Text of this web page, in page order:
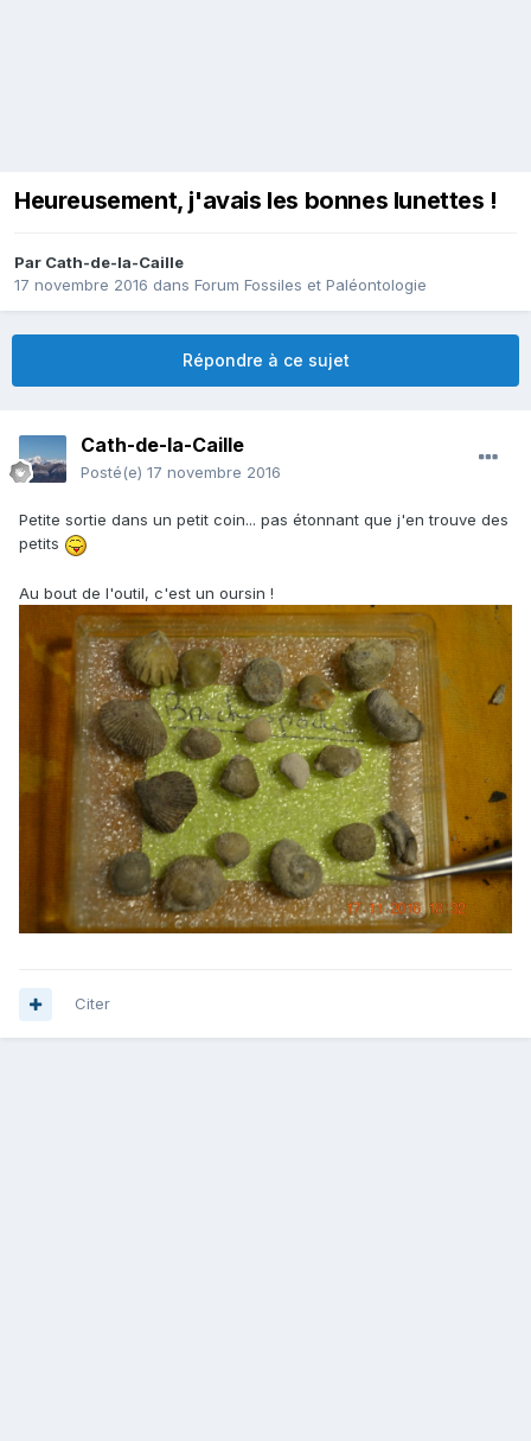
Heureusement, j'avais les bonnes lunettes !
Par Cath-de-la-Caille
17 novembre 2016 dans Forum Fossiles et Paléontologie
Répondre à ce sujet
Cath-de-la-Caille
Posté(e) 17 novembre 2016
Petite sortie dans un petit coin... pas étonnant que j'en trouve des
petits
Au bout de l'outil, c'est un oursin !
Citer